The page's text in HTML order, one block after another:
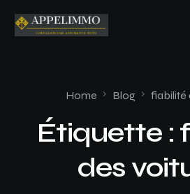
Home Blog fiabilité
Étiquette :
des